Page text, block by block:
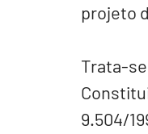
projeto
Trata-
9.504/